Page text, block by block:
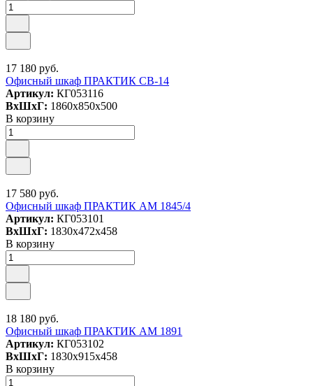
17 180 руб.
Офисный шкаф ПРАКТИК СВ-14
Артикул: КГ053116
ВxШxГ: 1860x850x500
В корзину
17 580 руб.
Офисный шкаф ПРАКТИК AM 1845/4
Артикул: КГ053101
ВxШxГ: 1830x472x458
В корзину
18 180 руб.
Офисный шкаф ПРАКТИК AM 1891
Артикул: КГ053102
ВxШxГ: 1830x915x458
В корзину